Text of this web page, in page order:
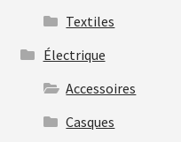
Textiles
Électrique
Accessoires
Casques